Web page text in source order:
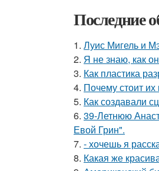
Последние
1. Луис Мигель и
2. Я не знаю, как
3. Как пластика
4. Почему стоит
5. Как создавали
6. 39-Летнюю
Евой Грин".
7. - хочешь я
8. Какая же